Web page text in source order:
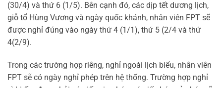
(30/4) và thứ 6 (1/5). Bên cạnh đó, các dịp tết dương lịch,
giỗ tổ Hùng Vương và ngày quốc khánh, nhân viên FPT sẽ
được nghỉ đúng vào ngày thứ 4 (1/1), thứ 5 (2/4 và thứ
4(2/9).
Trong các trường hợp riêng, nghỉ ngoài lịch biểu, nhân viên
FPT sẽ có ngày nghỉ phép trên hệ thống. Trường hợp nghỉ